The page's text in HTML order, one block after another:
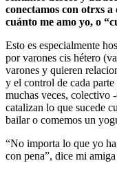
conectamos con otrxs
cuánto me amo yo, o
Esto es especialmente
por varones cis hétero
varones y quieren
y el control de cada parte
muchas veces, colectivo
catalizan lo que sucede
bailar o comemos un
“No importa lo que yo
con pena”, dice mi